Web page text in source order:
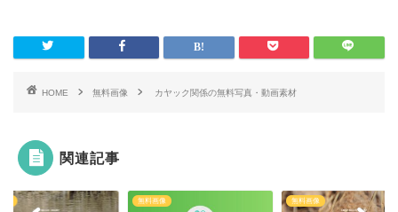
HOME 無料画像 カヤック関係の無料写真・動画素材
関連記事
無料画像 無料画像